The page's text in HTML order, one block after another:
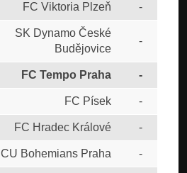
FC Viktoria Plzeň -
SK Dynamo České
Budějovice
-
FC Tempo Praha -
FC Písek -
FC Hradec Králové -
CU Bohemians Praha -